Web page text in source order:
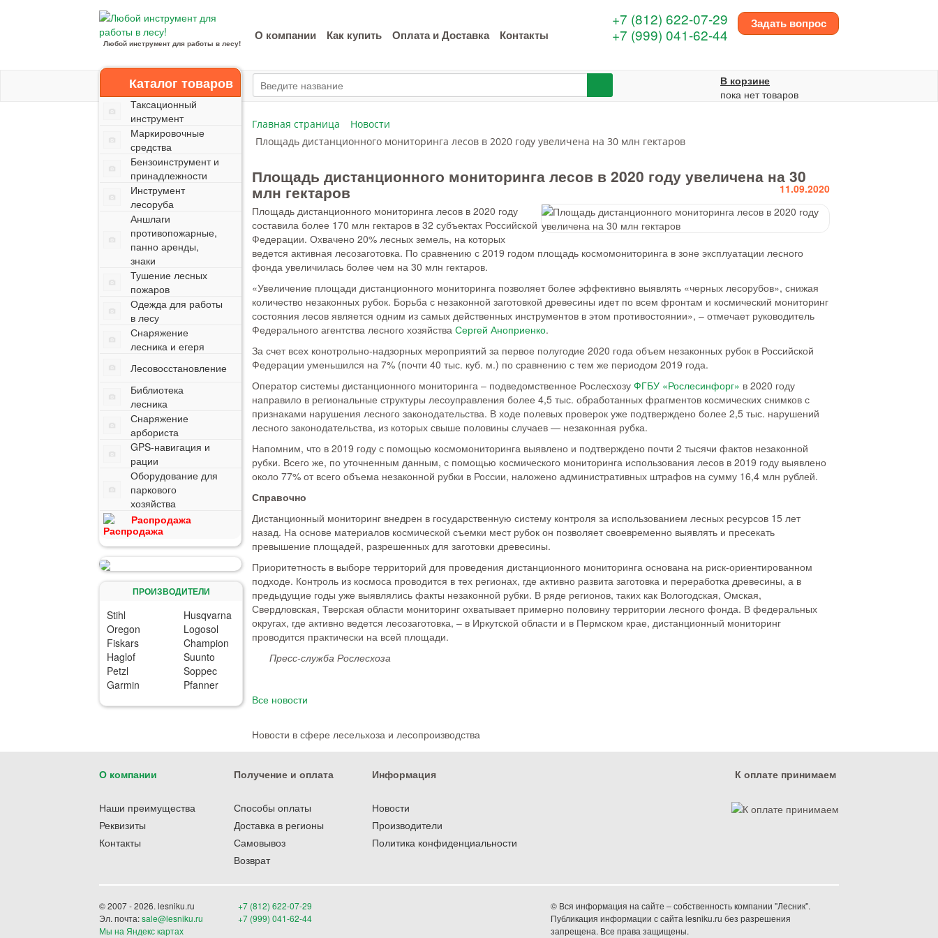
Любой инструмент для работы в лесу!
О компании Как купить Оплата и Доставка Контакты
Задать вопрос
+7 (812) 622-07-29
+7 (999) 041-62-44
В корзине
пока нет товаров
Каталог товаров
Таксационный
инструмент
Маркировочные
средства
Бензоинструмент и
принадлежности
Инструмент
лесоруба
Аншлаги
противопожарные,
панно аренды,
знаки
Тушение лесных
пожаров
Одежда для работы
в лесу
Снаряжение
лесника и егеря
Лесовосстановление
Библиотека
лесника
Снаряжение
арбориста
GPS-навигация и
рации
Оборудование для
паркового
хозяйства
Распродажа
ПРОИЗВОДИТЕЛИ
Stihl
Husqvarna
Oregon
Logosol
Fiskars
Champion
Haglof
Suunto
Petzl
Soppec
Garmin
Pfanner
Главная страница
Новости
Площадь дистанционного мониторинга лесов в 2020 году увеличена на 30 млн гектаров
Площадь дистанционного мониторинга лесов в 2020 году увеличена на 30
млн гектаров
11.09.2020
Площадь дистанционного мониторинга лесов в 2020 году
составила более 170 млн гектаров в 32 субъектах Российской
Федерации. Охвачено 20% лесных земель, на которых
ведется активная лесозаготовка. По сравнению с 2019 годом площадь космомониторинга в зоне эксплуатации лесного
фонда увеличилась более чем на 30 млн гектаров.
«Увеличение площади дистанционного мониторинга позволяет более эффективно выявлять «черных лесорубов», снижая
количество незаконных рубок. Борьба с незаконной заготовкой древесины идет по всем фронтам и космический мониторинг
состояния лесов является одним из самых действенных инструментов в этом противостоянии», – отмечает руководитель
Федерального агентства лесного хозяйства Сергей Аноприенко.
За счет всех конотрольно-надзорных мероприятий за первое полугодие 2020 года объем незаконных рубок в Российской
Федерации уменьшился на 7% (почти 40 тыс. куб. м.) по сравнению с тем же периодом 2019 года.
Оператор системы дистанционного мониторинга – подведомственное Рослесхозу ФГБУ «Рослесинфорг» в 2020 году
направило в региональные структуры лесоуправления более 4,5 тыс. обработанных фрагментов космических снимков с
признаками нарушения лесного законодательства. В ходе полевых проверок уже подтверждено более 2,5 тыс. нарушений
лесного законодательства, из которых свыше половины случаев — незаконная рубка.
Напомним, что в 2019 году с помощью космомониторинга выявлено и подтверждено почти 2 тысячи фактов незаконной
рубки. Всего же, по уточненным данным, с помощью космического мониторинга использования лесов в 2019 году выявлено
около 77% от всего объема незаконной рубки в России, наложено административных штрафов на сумму 16,4 млн рублей.
Справочно
Дистанционный мониторинг внедрен в государственную систему контроля за использованием лесных ресурсов 15 лет
назад. На основе материалов космической съемки мест рубок он позволяет своевременно выявлять и пресекать
превышение площадей, разрешенных для заготовки древесины.
Приоритетность в выборе территорий для проведения дистанционного мониторинга основана на риск-ориентированном
подходе. Контроль из космоса проводится в тех регионах, где активно развита заготовка и переработка древесины, а в
предыдущие годы уже выявлялись факты незаконной рубки. В ряде регионов, таких как Вологодская, Омская,
Свердловская, Тверская области мониторинг охватывает примерно половину территории лесного фонда. В федеральных
округах, где активно ведется лесозаготовка, – в Иркутской области и в Пермском крае, дистанционный мониторинг
проводится практически на всей площади.
Пресс-служба Рослесхоза
Все новости
Новости в сфере лесельхоза и лесопроизводства
О компании
Наши преимущества
Реквизиты
Контакты
Получение и оплата
Способы оплаты
Доставка в регионы
Самовывоз
Возврат
Информация
Новости
Производители
Политика конфиденциальности
К оплате принимаем
© 2007 - 2026. lesniku.ru
Эл. почта:sale@lesniku.ru
Мы на Яндекс картах
+7 (812) 622-07-29
+7 (999) 041-62-44
© Вся информация на сайте – собственность компании "Лесник".
Публикация информации с сайта lesniku.ru без разрешения
запрещена. Все права защищены.